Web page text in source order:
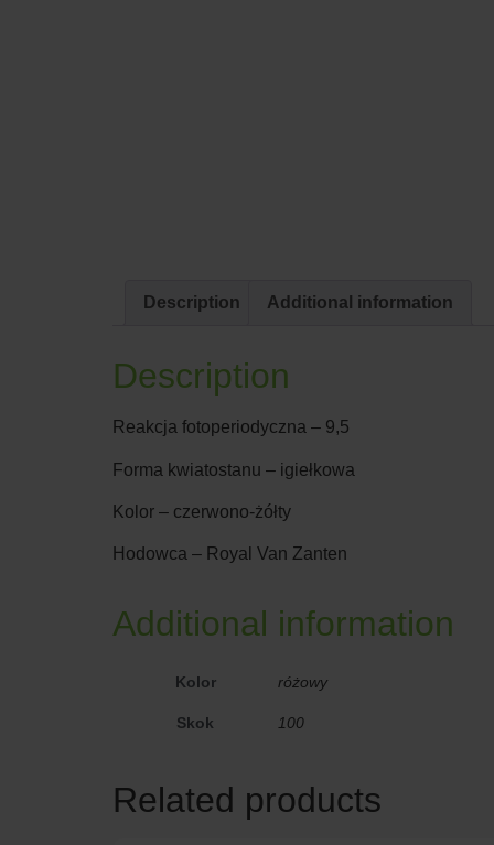
Description Additional information
Description
Reakcja fotoperiodyczna – 9,5
Forma kwiatostanu – igiełkowa
Kolor – czerwono-żółty
Hodowca – Royal Van Zanten
Additional information
Kolor różowy
Skok 100
Related products